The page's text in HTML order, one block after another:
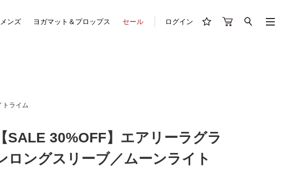
メンズ ヨガマット＆プロップス セール ログイン
トライム
【SALE 30%OFF】エアリーラグラ
ロングスリーブ／ムーンライト